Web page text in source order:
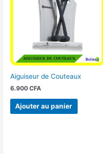
Aiguiseur de Couteaux
6.900CFA
Ajouter au panier